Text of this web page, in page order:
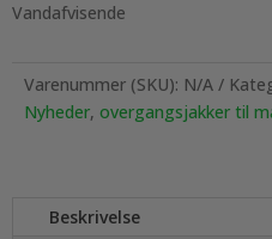
Vandafvisende
Varenummer (SKU): N/A
Nyheder, overgangsjakker til
Beskrivelse